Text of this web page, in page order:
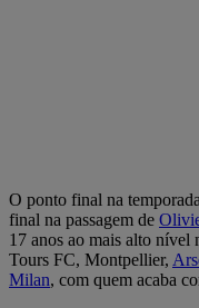
O ponto final na
final na passagem de
17 anos ao mais alto nível
Tours FC, Montpellier,
Milan, com quem acaba